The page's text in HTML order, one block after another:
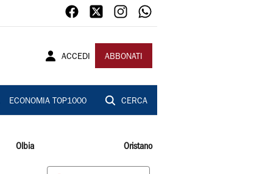
ACCEDI ABBONATI
ECONOMIA TOP1000 CERCA
Olbia Oristano